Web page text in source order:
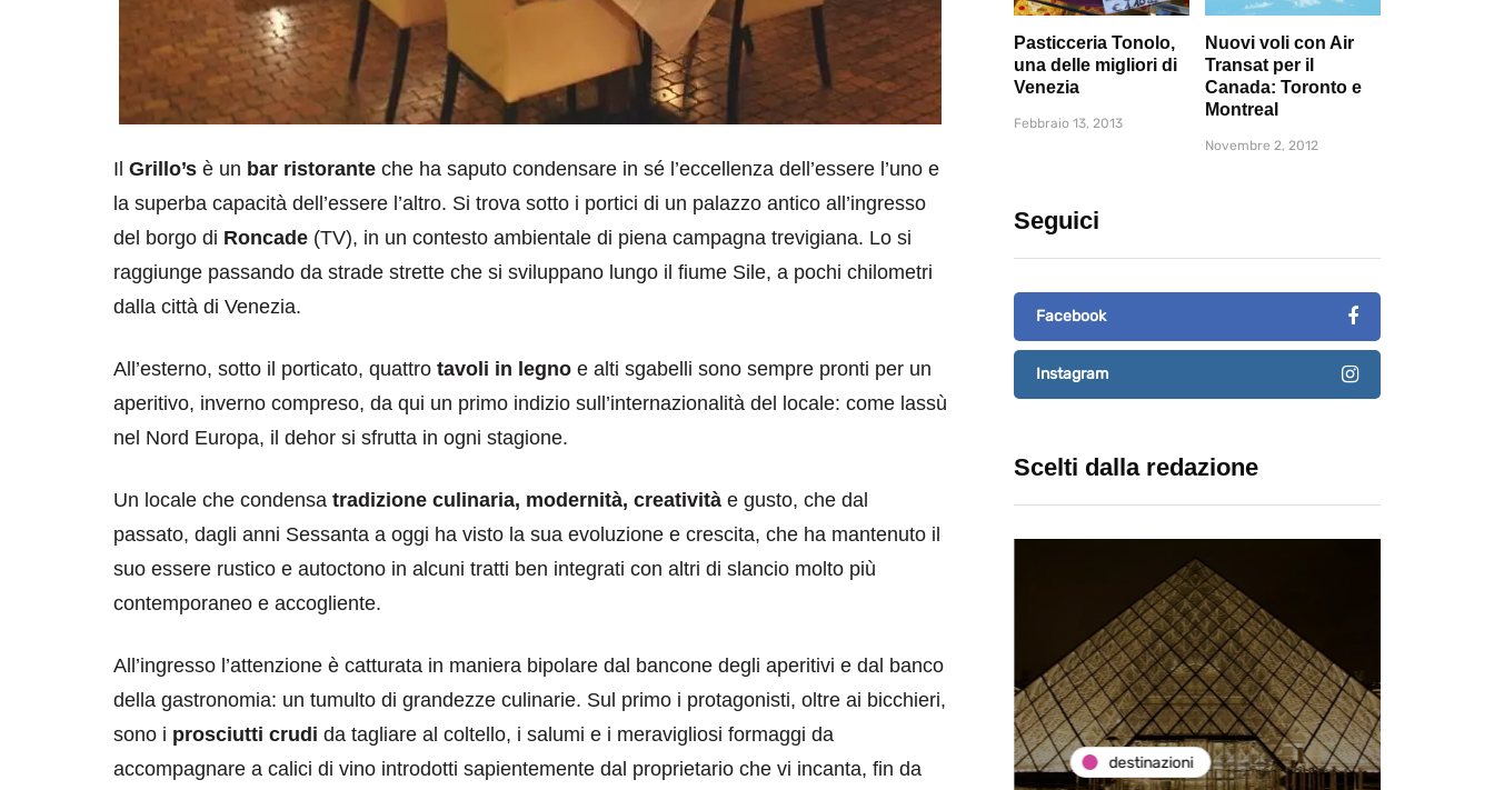
Il Grillo’s è un bar ristorante che ha saputo condensare in sé l’eccellenza dell’essere l’uno e
la superba capacità dell’essere l’altro. Si trova sotto i portici di un palazzo antico all’ingresso
del borgo di Roncade (TV), in un contesto ambientale di piena campagna trevigiana. Lo si
raggiunge passando da strade strette che si sviluppano lungo il fiume Sile, a pochi chilometri
dalla città di Venezia.
All’esterno, sotto il porticato, quattro tavoli in legno e alti sgabelli sono sempre pronti per un
aperitivo, inverno compreso, da qui un primo indizio sull’internazionalità del locale: come lassù
nel Nord Europa, il dehor si sfrutta in ogni stagione.
Un locale che condensa tradizione culinaria, modernità, creatività e gusto, che dal
passato, dagli anni Sessanta a oggi ha visto la sua evoluzione e crescita, che ha mantenuto il
suo essere rustico e autoctono in alcuni tratti ben integrati con altri di slancio molto più
contemporaneo e accogliente.
All’ingresso l’attenzione è catturata in maniera bipolare dal bancone degli aperitivi e dal banco
della gastronomia: un tumulto di grandezze culinarie. Sul primo i protagonisti, oltre ai bicchieri,
sono i prosciutti crudi da tagliare al coltello, i salumi e i meravigliosi formaggi da
accompagnare a calici di vino introdotti sapientemente dal proprietario che vi incanta, fin da
Pasticceria Tonolo,
una delle migliori di
Venezia
Febbraio 13, 2013
Nuovi voli con Air
Transat per il
Canada: Toronto e
Montreal
Novembre 2, 2012
Seguici
Facebook
Instagram
Scelti dalla redazione
destinazioni eventi destinazioni